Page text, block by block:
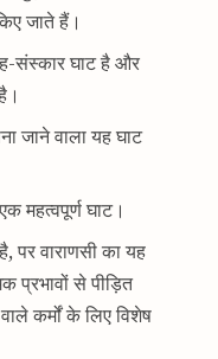
जाते हैं।
संस्कार घाट है और
जाने वाला यह घाट
महत्वपूर्ण घाट।
पर वाराणसी का यह
प्रभावों से पीड़ित
कर्मों के लिए विशेष